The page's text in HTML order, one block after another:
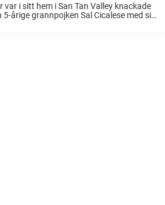
var i sitt hem i San Tan Valley knackade
årige grannpojken Sal Cicalese med sin